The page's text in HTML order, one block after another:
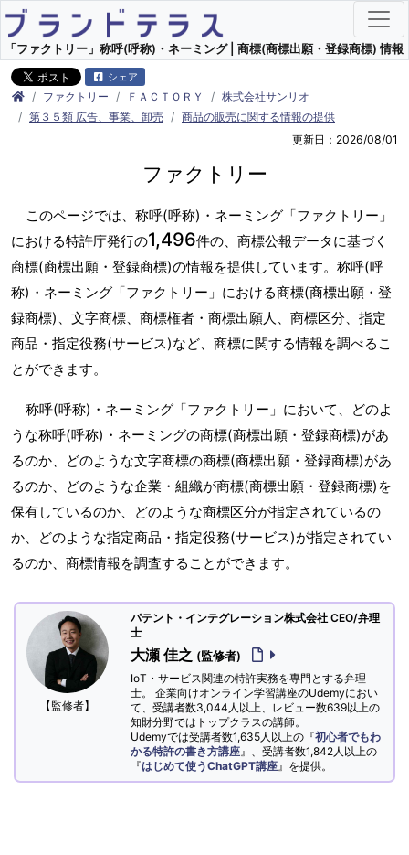
「ファクトリー」称呼(呼称)・ネーミング | 商標(商標出願・登録商標) 情報
シェア
ファクトリー ＦＡＣＴＯＲＹ
株式会社サンリオ
第３５類 広告、事業、卸売
商品の販売に関する情報の提供
更新日：2026/08/01
ファクトリー
このページでは、称呼(呼称)・ネーミング「ファクトリー」
における特許庁発行の1,496件の、商標公報データに基づく
商標(商標出願・登録商標)の情報を提供しています。称呼(呼
称)・ネーミング「ファクトリー」における商標(商標出願・登
録商標)、文字商標、商標権者・商標出願人、商標区分、指定
商品・指定役務(サービス)など、商標に関する情報を調べるこ
とができます。
称呼(呼称)・ネーミング「ファクトリー」において、どのよ
うな称呼(呼称)・ネーミングの商標(商標出願・登録商標)があ
るのか、どのような文字商標の商標(商標出願・登録商標)があ
るのか、どのような企業・組織が商標(商標出願・登録商標)を
保有しているのか、どのような商標区分が指定されているの
か、どのような指定商品・指定役務(サービス)が指定されてい
るのか、商標情報を調査することができます。
【監修者】
パテント・インテグレーション株式会社 CEO/弁理
士
大瀬 佳之 (監修者)
IoT・サービス関連の特許実務を専門とする弁理
士。 企業向けオンライン学習講座のUdemyにおい
て、受講者数3,044人以上、レビュー数639以上の
知財分野ではトップクラスの講師。
Udemyでは受講者数1,635人以上の『初心者でもわ
かる特許の書き方講座 』、受講者数1,842人以上の
『はじめて使うChatGPT講座 』を提供。